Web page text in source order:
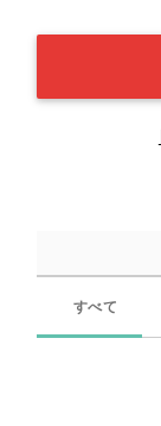
すべて